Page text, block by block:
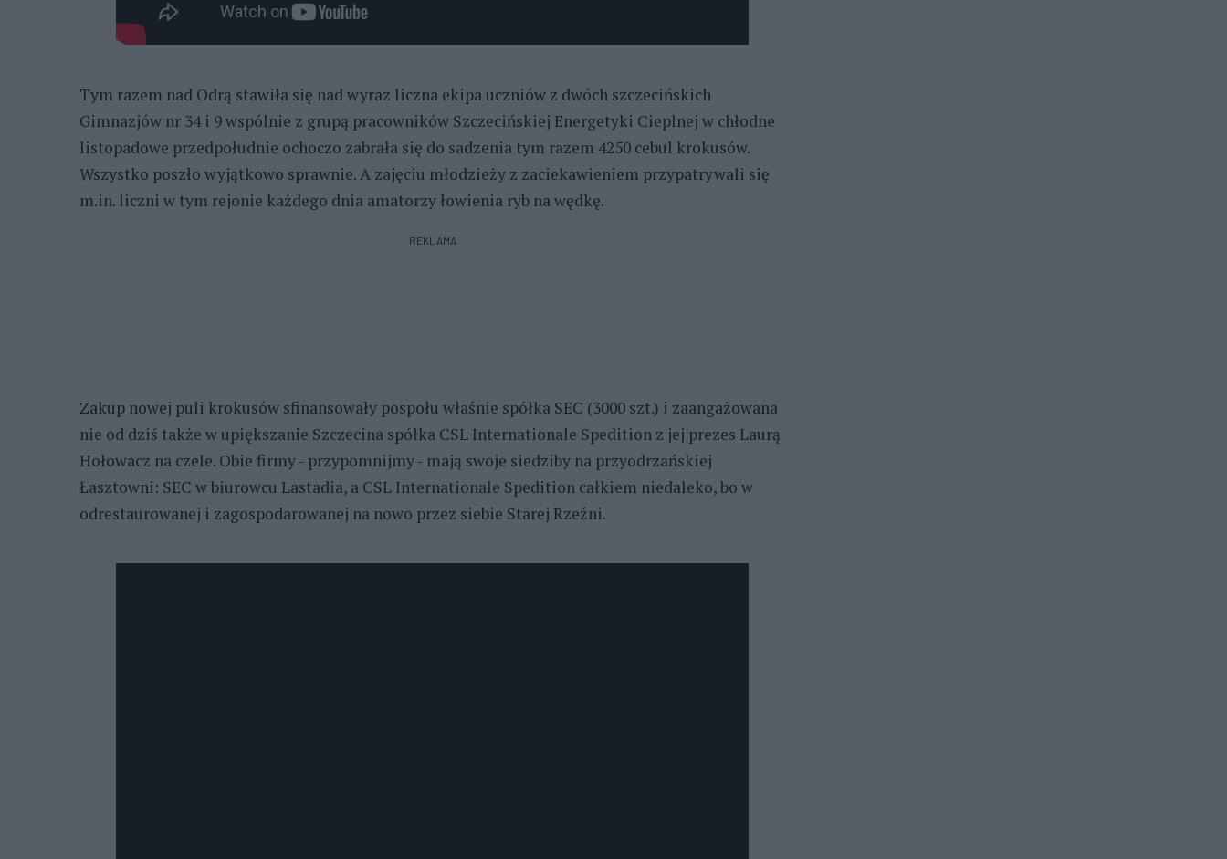
Tym razem nad Odrą stawiła się nad wyraz liczna ekipa uczniów z dwóch szczecińskich
Gimnazjów nr 34 i 9 wspólnie z grupą pracowników Szczecińskiej Energetyki Cieplnej w chłodne
listopadowe przedpołudnie ochoczo zabrała się do sadzenia tym razem 4250 cebul krokusów.
Wszystko poszło wyjątkowo sprawnie. A zajęciu młodzieży z zaciekawieniem przypatrywali się
m.in. liczni w tym rejonie każdego dnia amatorzy łowienia ryb na wędkę.
REKLAMA
Zakup nowej puli krokusów sfinansowały pospołu właśnie spółka SEC (3000 szt.) i zaangażowana
nie od dziś także w upiększanie Szczecina spółka CSL Internationale Spedition z jej prezes Laurą
Hołowacz na czele. Obie firmy - przypomnijmy - mają swoje siedziby na przyodrzańskiej
Łasztowni: SEC w biurowcu Lastadia, a CSL Internationale Spedition całkiem niedaleko, bo w
odrestaurowanej i zagospodarowanej na nowo przez siebie Starej Rzeźni.